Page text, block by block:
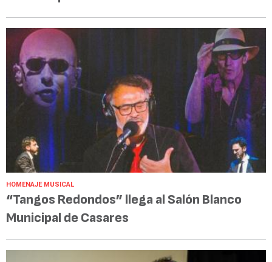
HOMENAJE MUSICAL
“Tangos Redondos” llega al Salón Blanco
Municipal de Casares